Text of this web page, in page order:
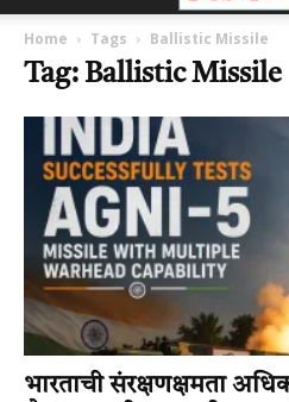
Home Tags Ballistic Missile
Tag: Ballistic Missile
भारताची संरक्षणक्षमता